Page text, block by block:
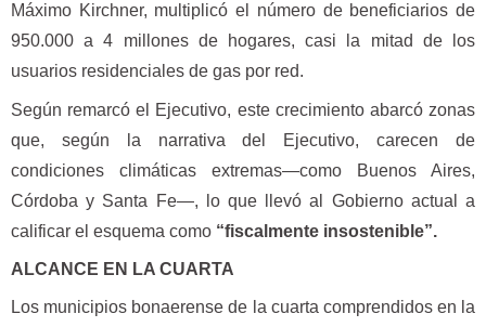
Máximo Kirchner, multiplicó el número de beneficiarios de
950.000 a 4 millones de hogares, casi la mitad de los
usuarios residenciales de gas por red.
Según remarcó el Ejecutivo, este crecimiento abarcó zonas
que, según la narrativa del Ejecutivo, carecen de
condiciones climáticas extremas—como Buenos Aires,
Córdoba y Santa Fe—, lo que llevó al Gobierno actual a
calificar el esquema como “fiscalmente insostenible”.
ALCANCE EN LA CUARTA
Los municipios bonaerense de la cuarta comprendidos en la